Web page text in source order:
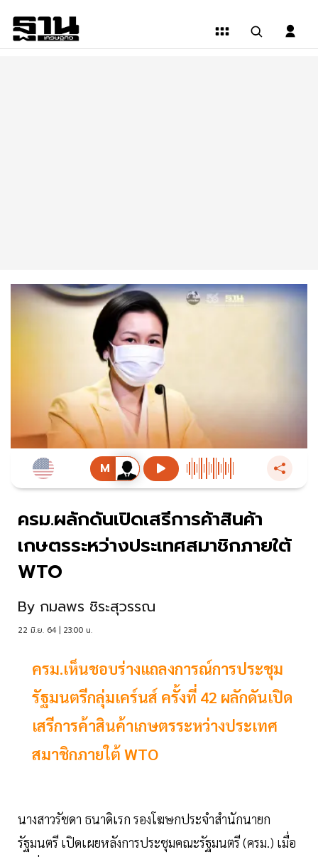
ครม.ผลักดันเปิดเสรีการค้าสินค้า
เกษตรระหว่างประเทศสมาชิกภายใต้
WTO
By กมลพร ชิระสุวรรณ
22 มิ.ย. 64 | 23:00 น.
ครม.เห็นชอบร่างแถลงการณ์การประชุม
รัฐมนตรีกลุ่มเคร์นส์ ครั้งที่ 42 ผลักดันเปิด
เสรีการค้าสินค้าเกษตรระหว่างประเทศ
สมาชิกภายใต้ WTO
นางสาวรัชดา ธนาดิเรก รองโฆษกประจำสำนักนายก
รัฐมนตรี เปิดเผยหลังการประชุมคณะรัฐมนตรี (ครม.) เมื่อ